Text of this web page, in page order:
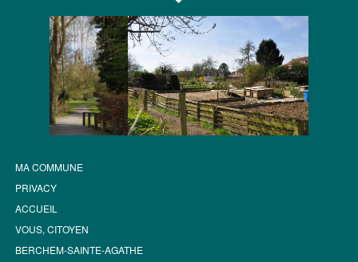
MA COMMUNE
PRIVACY
ACCUEIL
VOUS, CITOYEN
BERCHEM-SAINTE-AGATHE